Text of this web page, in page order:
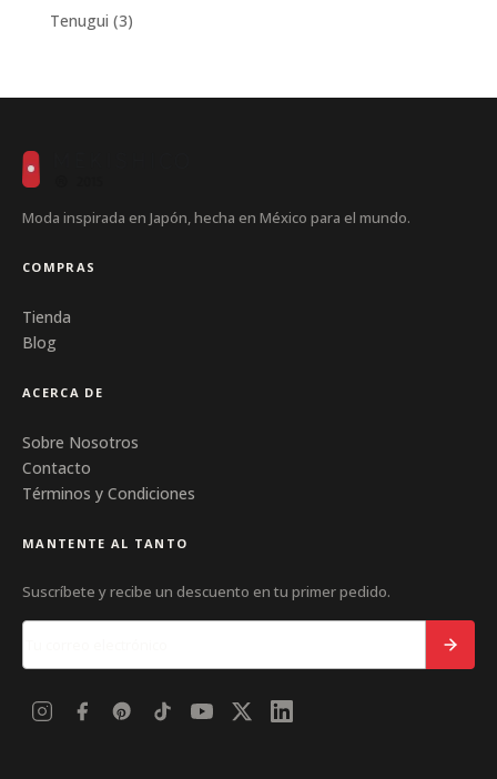
products
Tenugui 33
Moda inspirada en Japón, hecha en México para el mundo.
COMPRAS
Tienda
Blog
ACERCA DE
Sobre Nosotros
Contacto
Términos y Condiciones
MANTENTE AL TANTO
Suscríbete y recibe un descuento en tu primer pedido.